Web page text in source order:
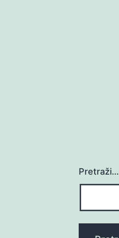
Pretraži…